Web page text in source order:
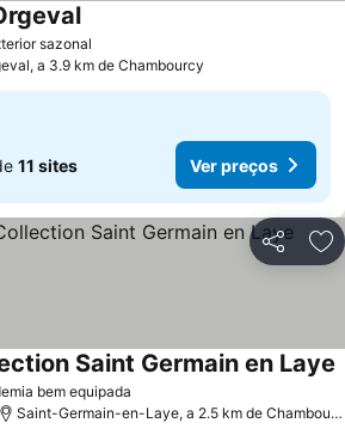
sazonal
Ver preços
a 3.9 km de Chambourcy
11 sites Ver preços
Partilhar
bem equipada
Saint Germain en Laye
Saint-Germain-en-Laye, a 2.5 km de